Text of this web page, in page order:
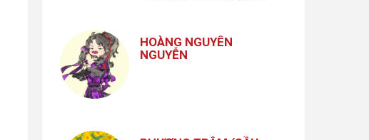
HOÀNG NGUYÊN
NGUYỄN